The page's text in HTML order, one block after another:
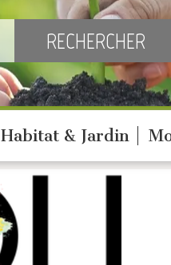
Habitat & Jardin